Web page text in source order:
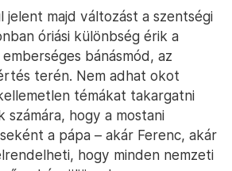
jelent majd változást a szentségi
óriási különbség érik a
bánásmód, az
terén. Nem adhat okot
témákat takargatni
számára, hogy a mostani
a pápa – akár Ferenc, akár
hogy minden nemzeti